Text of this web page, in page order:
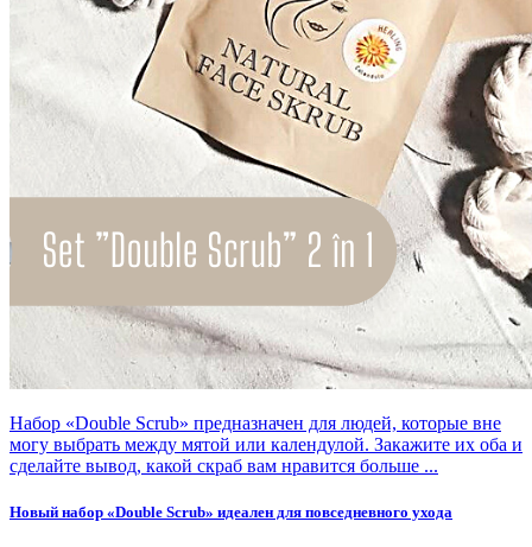
Набор «Double Scrub» предназначен для людей, которые вне
могу выбрать между мятой или календулой. Закажите их оба и
сделайте вывод, какой скраб вам нравится больше ...
Новый набор «Double Scrub» идеален для повседневного ухода